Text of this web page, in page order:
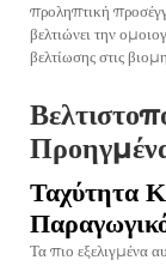
προληπτική
βελτιώνει την
βελτίωσης στις
Ταχύτητα
Τα πιο εξελιγμένα